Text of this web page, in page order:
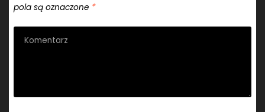
pola są oznaczone *